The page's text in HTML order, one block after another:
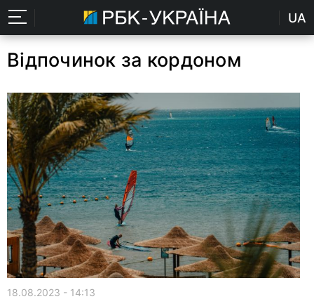
UA
Відпочинок за кордоном
18.08.2023 - 14:13